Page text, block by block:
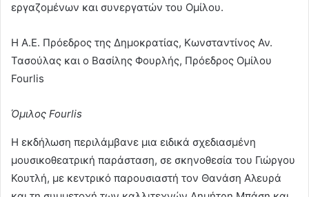
εργαζομένων και συνεργατών του Ομίλου.
Η Α.Ε. Πρόεδρος της Δημοκρατίας, Κωνσταντίνος Αν.
Τασούλας και ο Βασίλης Φουρλής, Πρόεδρος Ομίλου
Fourlis
Όμιλος Fourlis
Η εκδήλωση περιλάμβανε μια ειδικά σχεδιασμένη
μουσικοθεατρική παράσταση, σε σκηνοθεσία του Γιώργου
Κουτλή, με κεντρικό παρουσιαστή τον Θανάση Αλευρά